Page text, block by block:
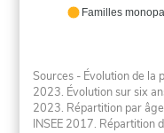
Familles
Sources - Évolution de la
2023. Évolution sur six
2023. Répartition par
INSEE 2017. Répartition